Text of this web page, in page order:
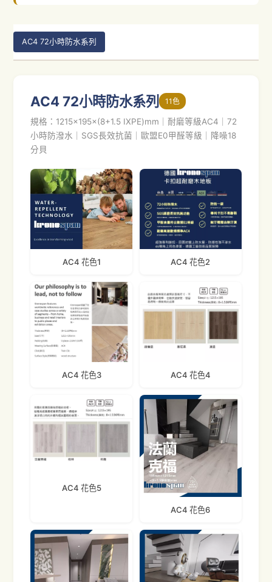
AC4 72小時防水系列
AC4 72小時防水系列 11色
規格：1215×195×(8+1.5 IXPE)mm｜耐磨等級AC4｜72
小時防潑水｜SGS長效抗菌｜歐盟E0甲醛等級｜降噪18
分貝
AC4 花色1 AC4 花色2
AC4 花色3 AC4 花色4
AC4 花色5
AC4 花色6